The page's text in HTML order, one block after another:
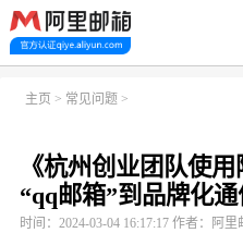
首页 阿里企业邮箱
主页 > 常见问题 >
《杭州创业团队使
“qq邮箱”到品牌化通
时间：2024-03-04 16:17:17 作者：阿